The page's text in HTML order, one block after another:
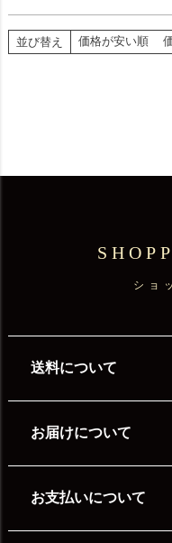
並び替え 価格が安い順
ショ
送料について
お届けについて
お支払いについて